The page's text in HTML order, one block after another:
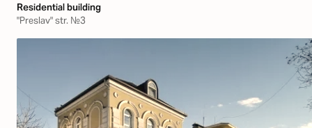
Residential building
"Preslav" str. №3